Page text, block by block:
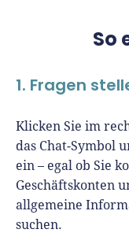
So
1. Fragen
Klicken Sie im
das Chat-Symbol
ein – egal ob Sie
Geschäftskonten
allgemeine
suchen.